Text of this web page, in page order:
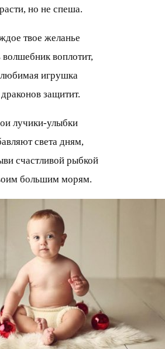
но не спеша.
твое желанье
волшебник воплотит,
игрушка
защитит.
лучики-улыбки
света дням,
счастливой рыбкой
большим морям.